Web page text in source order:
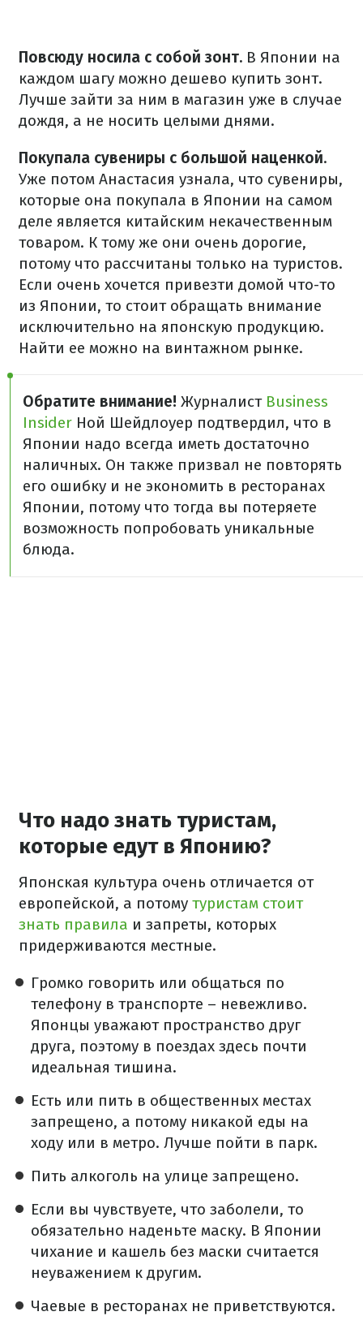
Повсюду носила с собой зонт. В Японии на
каждом шагу можно дешево купить зонт.
Лучше зайти за ним в магазин уже в случае
дождя, а не носить целыми днями.
Покупала сувениры с большой наценкой.
Уже потом Анастасия узнала, что сувениры,
которые она покупала в Японии на самом
деле является китайским некачественным
товаром. К тому же они очень дорогие,
потому что рассчитаны только на туристов.
Если очень хочется привезти домой что-то
из Японии, то стоит обращать внимание
исключительно на японскую продукцию.
Найти ее можно на винтажном рынке.
Обратите внимание! Журналист Business
Insider Ной Шейдлоуер подтвердил, что в
Японии надо всегда иметь достаточно
наличных. Он также призвал не повторять
его ошибку и не экономить в ресторанах
Японии, потому что тогда вы потеряете
возможность попробовать уникальные
блюда.
Что надо знать туристам,
которые едут в Японию?
Японская культура очень отличается от
европейской, а потому туристам стоит
знать правила и запреты, которых
придерживаются местные.
Громко говорить или общаться по
телефону в транспорте – невежливо.
Японцы уважают пространство друг
друга, поэтому в поездах здесь почти
идеальная тишина.
Есть или пить в общественных местах
запрещено, а потому никакой еды на
ходу или в метро. Лучше пойти в парк.
Пить алкоголь на улице запрещено.
Если вы чувствуете, что заболели, то
обязательно наденьте маску. В Японии
чихание и кашель без маски считается
неуважением к другим.
Чаевые в ресторанах не приветствуются.